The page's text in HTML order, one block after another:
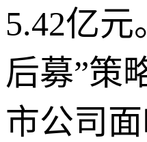
5.42亿
后募”策
市公司